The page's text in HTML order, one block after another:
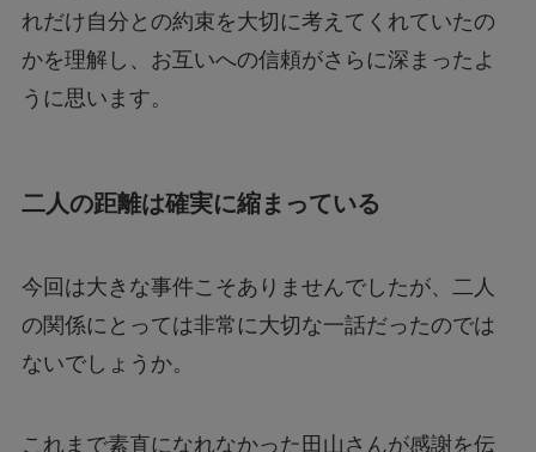
れだけ自分との約束を大切に考えてくれていたの
かを理解し、お互いへの信頼がさらに深まったよ
うに思います。
二人の距離は確実に縮まっている
今回は大きな事件こそありませんでしたが、二人
の関係にとっては非常に大切な一話だったのでは
ないでしょうか。
これまで素直になれなかった田山さんが感謝を伝